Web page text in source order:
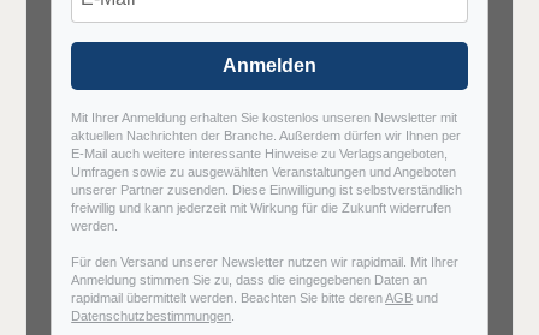
Anmelden
Mit Ihrer Anmeldung erhalten Sie kostenlos unseren Newsletter mit
aktuellen Nachrichten der Branche. Außerdem dürfen wir Ihnen per
E-Mail auch weitere interessante Hinweise zu Verlagsangeboten,
Umfragen sowie zu ausgewählten Veranstaltungen und Angeboten
unserer Partner zusenden. Diese Einwilligung ist selbstverständlich
freiwillig und kann jederzeit mit Wirkung für die Zukunft widerrufen
werden.
Für den Versand unserer Newsletter nutzen wir rapidmail. Mit Ihrer
Anmeldung stimmen Sie zu, dass die eingegebenen Daten an
rapidmail übermittelt werden. Beachten Sie bitte derenAGB und
Datenschutzbestimmungen